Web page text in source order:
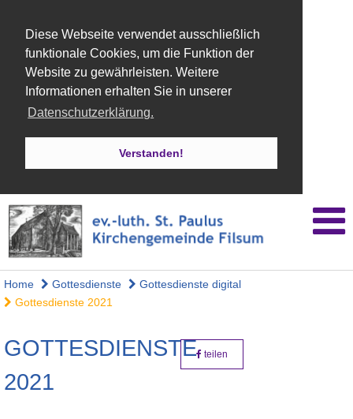
Diese Webseite verwendet ausschließlich
funktionale Cookies, um die Funktion der
Website zu gewährleisten. Weitere
Informationen erhalten Sie in unserer
Datenschutzerklärung.
Verstanden!
Home Gottesdienste
Gottesdienste digital
Gottesdienste 2021
GOTTESDIENSTE
2021
teilen